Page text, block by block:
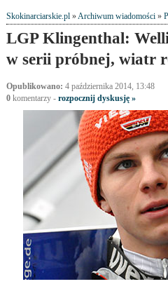
Skokinarciarskie.pl»Archiwum wiadomości»
LGP Klingenthal:
w serii próbnej, wiatr
Opublikowano: 4 października 2014, 13:48
0komentarzy - rozpocznij dyskusję »